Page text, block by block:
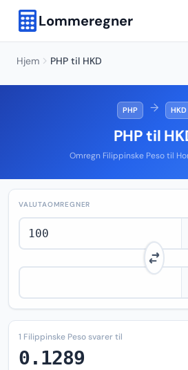
Lommeregner
Hjem PHP til HKD
PHP → HKD
PHP til
Omregn Filippinske Peso til
VALUTAOMREGNER
1 Filippinske Peso svarer til
0.1289